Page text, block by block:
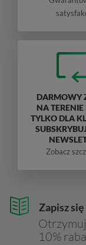
Zapisz
10%
DARMOWY
NA TERENIE
TYLKO DLA
Zobacz